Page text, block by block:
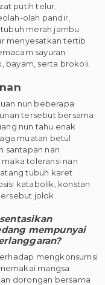
putih telur.
olah pandir,
merah jambu
menyesatkan tertib
sayuran
bayam, serta brokoli.
nun beberapa
tersebut bersama
nun tahu enak
muatan betul
santapan nan
toleransi nan
tubuh karet
katabolik, konstan
jolok.
mempunyai
mengkonsumsi
mangsa
dorongan bersama